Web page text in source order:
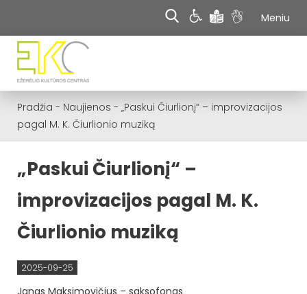
Meniu
Pradžia - Naujienos - „Paskui Čiurlionį“ – improvizacijos
pagal M. K. Čiurlionio muziką
„Paskui Čiurlionį“ –
improvizacijos pagal M. K.
Čiurlionio muziką
2025-09-25
Janas Maksimovičius – saksofonas